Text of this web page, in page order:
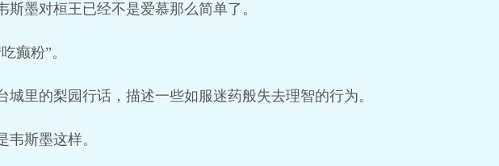
斯墨对桓王已经不是爱慕那么简单了。
癫粉”。
城里的梨园行话，描述一些如服迷药般失去理智的行为。
韦斯墨这样。